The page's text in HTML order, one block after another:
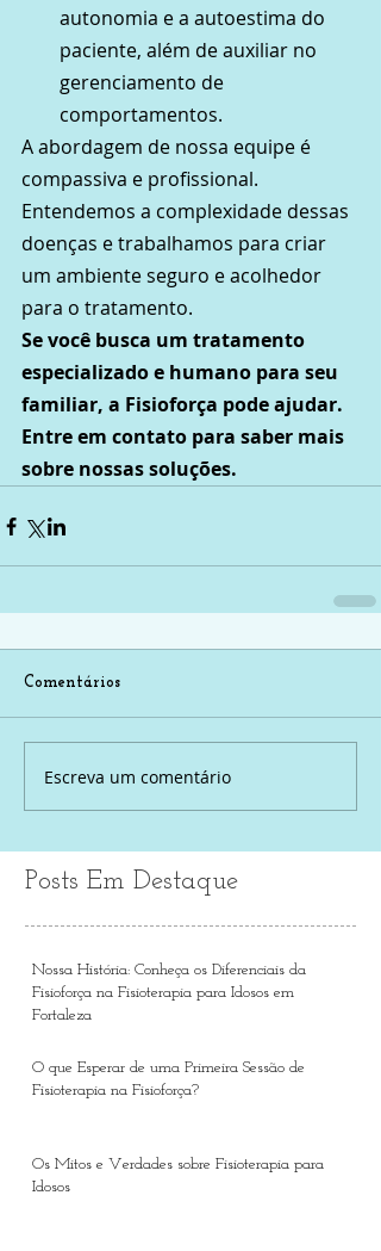
autonomia e a autoestima do
paciente, além de auxiliar no
gerenciamento de
comportamentos.
A abordagem de nossa equipe é
compassiva e profissional.
Entendemos a complexidade dessas
doenças e trabalhamos para criar
um ambiente seguro e acolhedor
para o tratamento.
Se você busca um tratamento
especializado e humano para seu
familiar, a Fisioforça pode ajudar.
Entre em contato para saber mais
sobre nossas soluções.
Comentários
Escreva um comentário
Posts Em Destaque
Nossa História: Conheça os Diferenciais da
Fisioforça na Fisioterapia para Idosos em
Fortaleza
O que Esperar de uma Primeira Sessão de
Fisioterapia na Fisioforça?
Os Mitos e Verdades sobre Fisioterapia para
Idosos